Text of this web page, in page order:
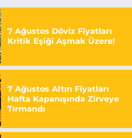
7 Ağustos Döviz Fiyatları
Kritik Eşiği Aşmak Üzere!
7 Ağustos Altın Fiyatları
Hafta Kapanışında Zirveye
Tırmandı